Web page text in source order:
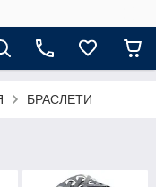
БРАСЛЕТИ